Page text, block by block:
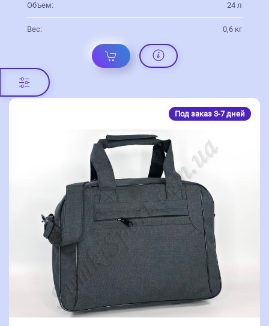
Объем: 24 л
Вес: 0,6 кг
Под заказ 3-7 дней